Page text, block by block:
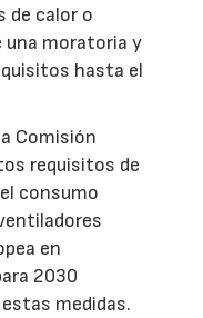
de calor o
una moratoria y
hasta el
Comisión
requisitos de
consumo
en
2030
medidas.